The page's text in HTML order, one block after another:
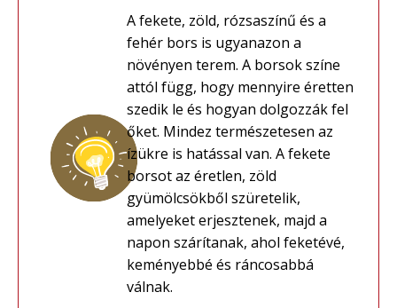
A fekete, zöld, rózsaszínű és a
fehér bors is ugyanazon a
növényen terem. A borsok színe
attól függ, hogy mennyire éretten
szedik le és hogyan dolgozzák fel
őket. Mindez természetesen az
ízükre is hatással van. A fekete
borsot az éretlen, zöld
gyümölcsökből szüretelik,
amelyeket erjesztenek, majd a
napon szárítanak, ahol feketévé,
keményebbé és ráncosabbá
válnak.